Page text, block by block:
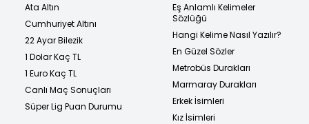
Ata Altın
Cumhuriyet Altını
22 Ayar Bilezik
1 Dolar Kaç TL
1 Euro Kaç TL
Canlı Maç Sonuçları
Süper Lig Puan Durumu
Eş Anlamlı Kelimeler
Sözlüğü
Hangi Kelime Nasıl Yazılır?
En Güzel Sözler
Metrobüs Durakları
Marmaray Durakları
Erkek İsimleri
Kız İsimleri